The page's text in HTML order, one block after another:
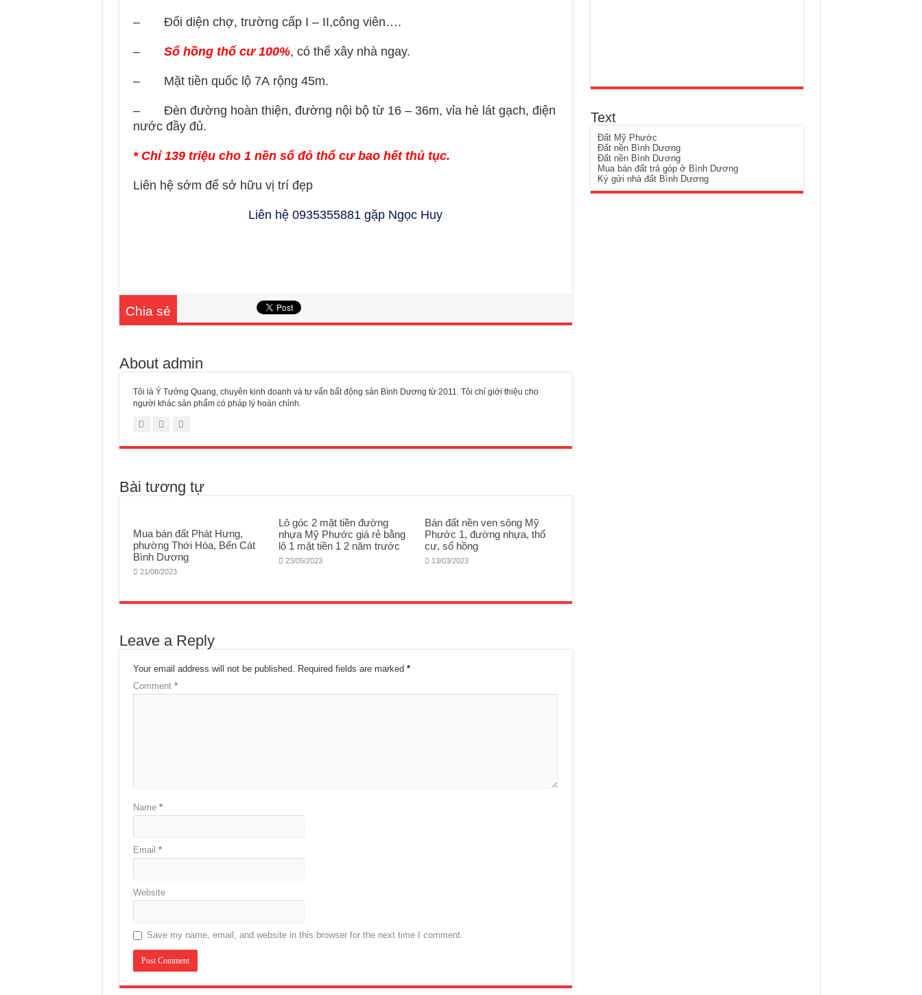
– Đối diện chợ, trường cấp I – II,công viên….
– Sổ hồng thổ cư 100%, có thể xây nhà ngay.
– Mặt tiền quốc lộ 7A rộng 45m.
– Đèn đường hoàn thiện, đường nội bộ từ 16 – 36m, vỉa hè lát gạch, điện
nước đầy đủ.
* Chỉ 139 triệu cho 1 nền sổ đỏ thổ cư bao hết thủ tục.
Liên hệ sớm để sở hữu vị trí đẹp
Liên hệ 0935355881 gặp Ngọc Huy
Chia sẻ
About admin
Tôi là Ý Tưởng Quang, chuyên kinh doanh và tư vấn bất động sản Bình Dương từ 2011. Tôi chỉ giới thiệu cho
người khác sản phẩm có pháp lý hoàn chỉnh.
Bài tương tự
Mua bán đất Phát Hưng,
phường Thới Hòa, Bến Cát
Bình Dương
21/08/2023
Lô góc 2 mặt tiền đường
nhựa Mỹ Phước giá rẻ bằng
lô 1 mặt tiền 1 2 năm trước
23/05/2023
Bán đất nền ven sông Mỹ
Phước 1, đường nhựa, thổ
cư, sổ hồng
13/03/2023
Leave a Reply
Your email address will not be published. Required fields are marked *
Comment *
Name *
Email *
Website
Save my name, email, and website in this browser for the next time I comment.
Text
Đất Mỹ Phước
Đất nền Bình Dương
Đất nền Bình Dương
Mua bán đất trả góp ở Bình Dương
Ký gửi nhà đất Bình Dương